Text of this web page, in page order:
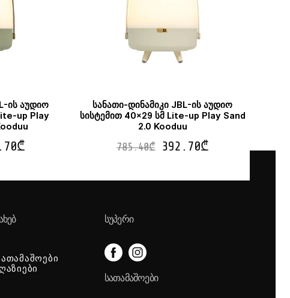
ის აუდიო
up Play
₾
სანათი-დინამიკი JBL-ის აუდიო
სისტემით 40×29 სმ Lite-up Play Sand
2.0 Kooduu
785.40₾ 392.70₾
ᲡᲣᲞᲔᲠᲘ
ᲡᲐᲗᲐᲛᲐᲨᲝᲔᲑᲘ